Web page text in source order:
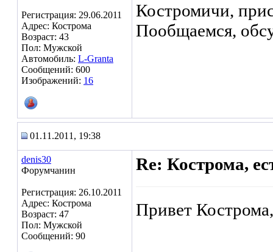
Регистрация: 29.06.2011
Адрес: Кострома
Возраст: 43
Пол: Мужской
Автомобиль: L-Granta
Сообщений: 600
Изображений: 16
Костромичи,
Пообщаемся,
01.11.2011, 19:38
denis30
Форумчанин
Регистрация: 26.10.2011
Адрес: Кострома
Возраст: 47
Пол: Мужской
Сообщений: 90
Re: Кострома,
Привет